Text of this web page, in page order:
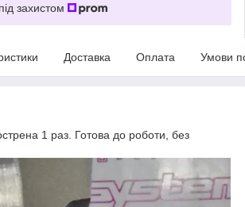
захистом
Доставка Оплата Умови
1 раз. Готова до роботи, без